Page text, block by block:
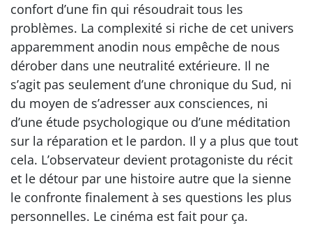
confort d’une fin qui résoudrait tous les
problèmes. La complexité si riche de cet univers
apparemment anodin nous empêche de nous
dérober dans une neutralité extérieure. Il ne
s’agit pas seulement d’une chronique du Sud, ni
du moyen de s’adresser aux consciences, ni
d’une étude psychologique ou d’une méditation
sur la réparation et le pardon. Il y a plus que tout
cela. L’observateur devient protagoniste du récit
et le détour par une histoire autre que la sienne
le confronte finalement à ses questions les plus
personnelles. Le cinéma est fait pour ça.